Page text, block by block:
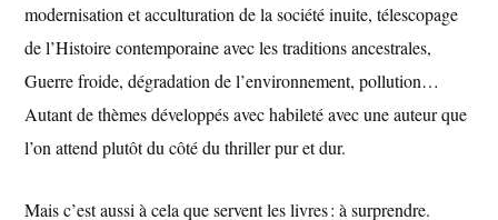
modernisation et acculturation de la société inuite, télescopage
de l’Histoire contemporaine avec les traditions ancestrales,
Guerre froide, dégradation de l’environnement, pollution…
Autant de thèmes développés avec habileté avec une auteur que
l’on attend plutôt du côté du thriller pur et dur.
Mais c’est aussi à cela que servent les livres : à surprendre.